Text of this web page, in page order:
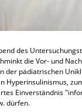
des
die Vor- und
der pädiatrischen
Hyperinsulinismus,
Einverständnis
dürfen.